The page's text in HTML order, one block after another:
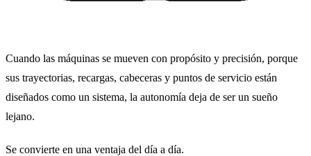
Cuando las máquinas se mueven con propósito y precisión, porque
sus trayectorias, recargas, cabeceras y puntos de servicio están
diseñados como un sistema, la autonomía deja de ser un sueño
lejano.
Se convierte en una ventaja del día a día.